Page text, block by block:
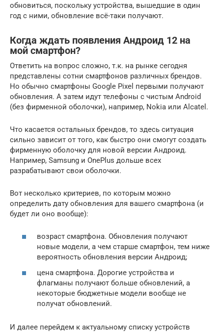
обновиться, поскольку устройства, вышедшие в один
год с ними, обновление всё-таки получают.
Когда ждать появления Андроид 12 на
мой смартфон?
Ответить на вопрос сложно, т.к. на рынке сегодня
представлены сотни смартфонов различных брендов.
Но обычно смартфоны Google Pixel первыми получают
обновления. А затем идут телефоны с чистым Android
(без фирменной оболочки), например, Nokia или Alcatel.
Что касается остальных брендов, то здесь ситуация
сильно зависит от того, как быстро они смогут создать
фирменную оболочку для новой версии Андроид.
Например, Samsung и OnePlus дольше всех
разрабатывают свои оболочки.
Вот несколько критериев, по которым можно
определить дату обновления для вашего смартфона (и
будет ли оно вообще):
возраст смартфона. Обновления получают
новые модели, а чем старше смартфон, тем ниже
вероятность обновления версии Андроид;
цена смартфона. Дорогие устройства и
флагманы получают больше обновлений, а
некоторые бюджетные модели вообще не
получат обновлений.
И далее перейдем к актуальному списку устройств